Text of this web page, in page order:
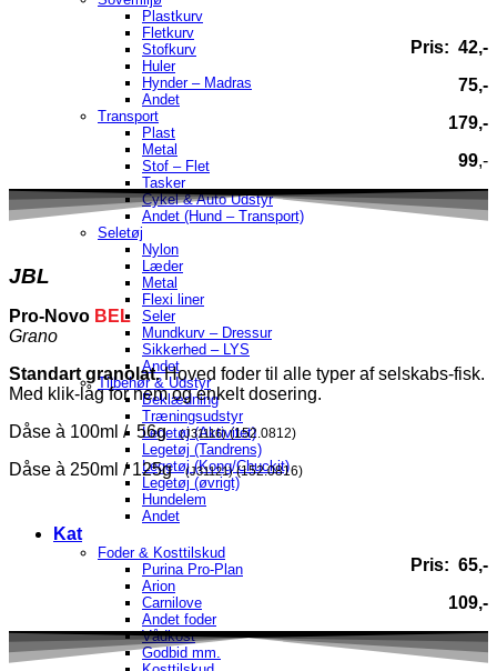
Plastkurv
Fletkurv
Stofkurv
Huler
Hynder – Madras
Andet
Transport
Plast
Metal
Stof – Flet
Tasker
Cykel & Auto Udstyr
Andet (Hund – Transport)
Seletøj
Nylon
Læder
Metal
Flexi liner
Seler
Mundkurv – Dressur
Sikkerhed – LYS
Andet
Tilbehør & Udstyr
Beklædning
Træningsudstyr
Legetøj (Aktivitet)
Legetøj (Tandrens)
Legetøj (Kong/Chuckit)
Legetøj (øvrigt)
Hundelem
Andet
Kat
Foder & Kosttilskud
Purina Pro-Plan
Arion
Carnilove
Andet foder
Vådkost
Godbid mm.
Pris: 42,-
75,-
179,-
99,-
JBL
Pro-Novo BEL
Grano
Standart granolat.Hoved foder til alle typer af selskabs-fisk.
Med klik-låg for nem og enkelt dosering.
Dåse à 100ml / 56g(J31116)(152.0812)
Dåse à 250ml / 125g(J31121)(152.0816)
Pris: 65,-
109,-